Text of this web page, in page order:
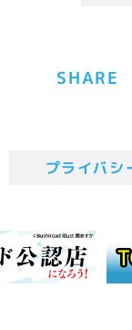
SHARE
プライバシ